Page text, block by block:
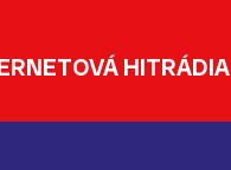
HITRÁDIA